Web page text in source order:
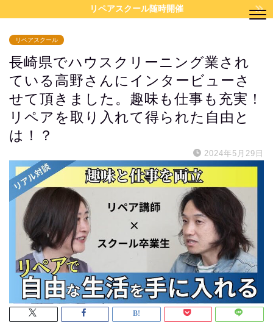
リペアスクール随時開催
リペアスクール
長崎県でハウスクリーニング業され
ている高野さんにインタービューさ
せて頂きました。趣味も仕事も充実！
リペアを取り入れて得られた自由と
は！？
2024年5月29日